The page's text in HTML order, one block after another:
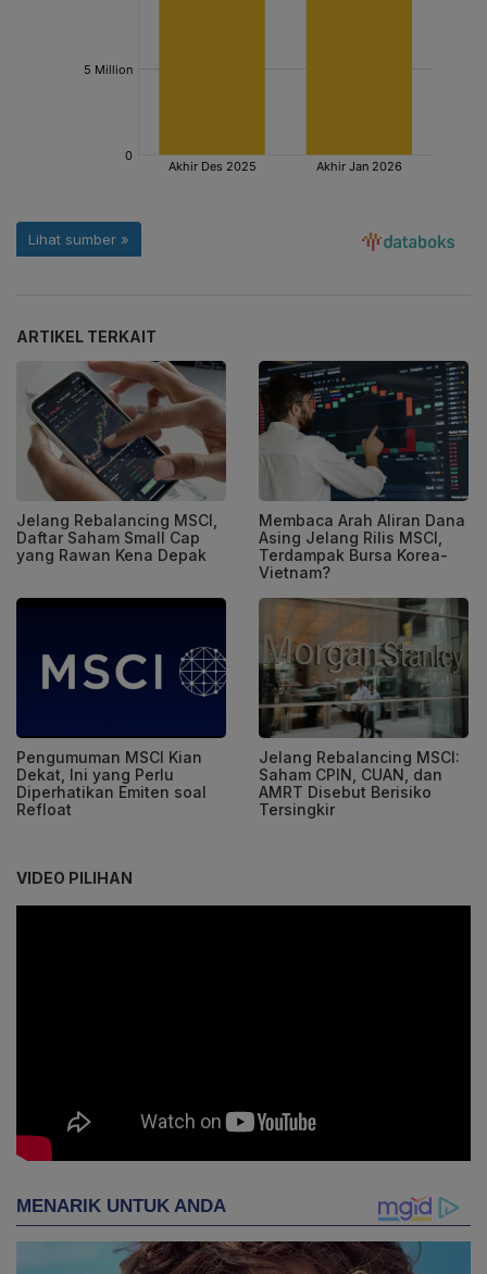
ARTIKEL TERKAIT
Jelang Rebalancing MSCI,
Daftar Saham Small Cap
yang Rawan Kena Depak
Membaca Arah Aliran Dana
Asing Jelang Rilis MSCI,
Terdampak Bursa Korea-
Vietnam?
Pengumuman MSCI Kian
Dekat, Ini yang Perlu
Diperhatikan Emiten soal
Refloat
Jelang Rebalancing MSCI:
Saham CPIN, CUAN, dan
AMRT Disebut Berisiko
Tersingkir
VIDEO PILIHAN